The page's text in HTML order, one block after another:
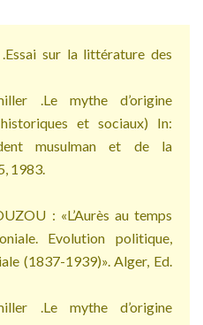
sur la littérature des
.Le mythe d’origine
et sociaux) In:
musulman et de la
1983.
: «L’Aurès au temps
Evolution politique,
(1837-1939)». Alger, Ed.
.Le mythe d’origine